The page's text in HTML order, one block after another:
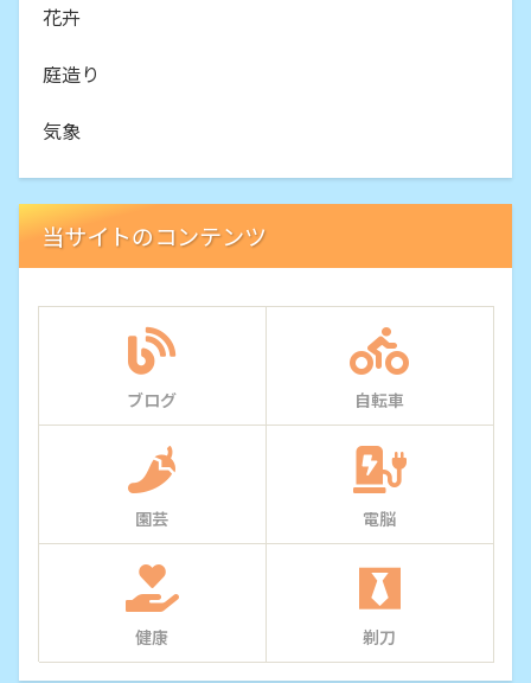
花卉
庭造り
気象
当サイトのコンテンツ
ブログ 自転車
園芸 電脳
健康 剃刀